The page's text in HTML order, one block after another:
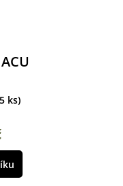
ks)